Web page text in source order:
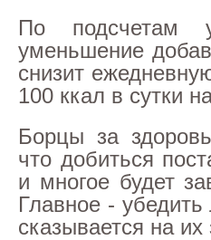
По подсчетам
уменьшение
снизит
100 ккал в сутки
Борцы за
что добиться
и многое будет
Главное -
сказывается на их